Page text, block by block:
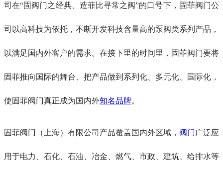
司在“固阀门之经典、造菲比寻常之阀”的口号下，固菲阀门公
司以高科技为依托，不断开发科技含量高的泵阀类系列产品，
以满足国内外客户的需求。在接下里的时间里，固菲阀门要将
固菲推向国际的舞台、把产品做到系列化、多元化、国际化，
使固菲阀门真正成为国内外知名品牌。
固菲阀门（上海）有限公司产品覆盖国内外区域， 阀门 广泛应
用于电力、石化、石油、冶金、燃气、市政、建筑、给排水等